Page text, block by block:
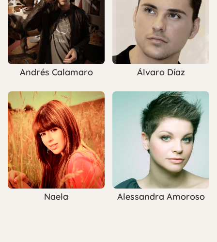
Andrés Calamaro Álvaro Díaz
Naela Alessandra Amoroso